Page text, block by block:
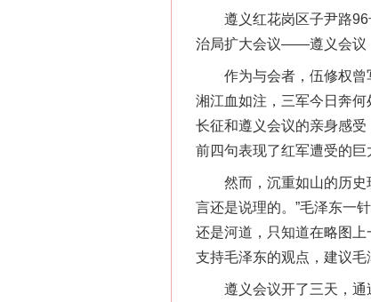
遵义红花岗区子尹路96
治局扩大会议——遵义会议
作为与会者，伍修权曾写
湘江血如注，三军今日奔
长征和遵义会议的亲身感
前四句表现了红军遭受的巨
然而，沉重如山的历史现
言还是说理的。”毛泽东一
还是河道，只知道在略图
支持毛泽东的观点，建议
遵义会议开了三天，通过